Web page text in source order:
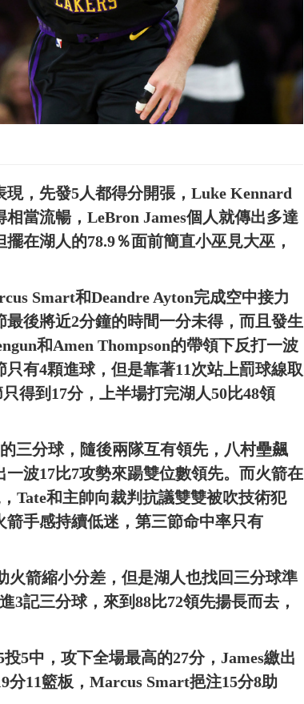
，先發5人都得分開張，Luke Kennard
當流暢，LeBron James個人就傳出多達
在湖人的78.9％面前簡直小巫見大巫，
Smart和Deandre Ayton完成空中接力
後將近2分鐘的時間一分未得，而且發生
和Amen Thompson的帶領下反打一波
有4顆進球，但是靠著11次站上罰球線取
得到17分，上半場打完湖人50比48領
三分球，隨後兩隊互有領先，八村壘飆
波17比7攻勢來踼雙位數領先。而火箭在
Tate和主帥向裁判抗議雙雙被吹技術犯
手感持續低迷，第三節命中率只有
火箭縮小分差，但是湖人也找回三分球準
3記三分球，來到88比72領先揚長而去，
5中，攻下全場最高的27分，James繳出
分11籃板，Marcus Smart挹注15分8助